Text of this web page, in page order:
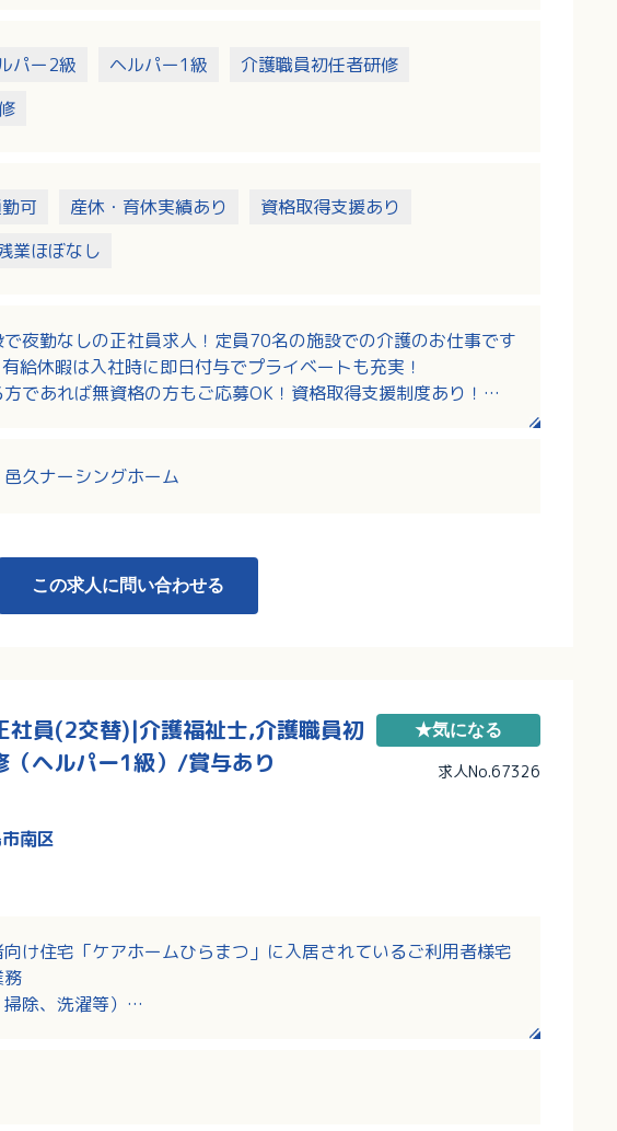
パー2級 ヘルパー1級
介護職員初任者研修
可 産休・育休実績あり
資格取得支援あり
業ほぼなし
で夜勤なしの正社員求人！定員70名の施設での介護のお仕事です
給休暇は入社時に即日付与でプライベートも充実！
方であれば無資格の方もご応募OK！資格取得支援制度あり！
久ナーシングホーム
この求人に問い合わせる
社員(2交替)|介護福祉士,介護職員初
ヘルパー1級）/賞与あり
南区
★気になる
求人No.67326
け住宅「ケアホームひらまつ」に入居されているご利用者様宅
務
除、洗濯等）